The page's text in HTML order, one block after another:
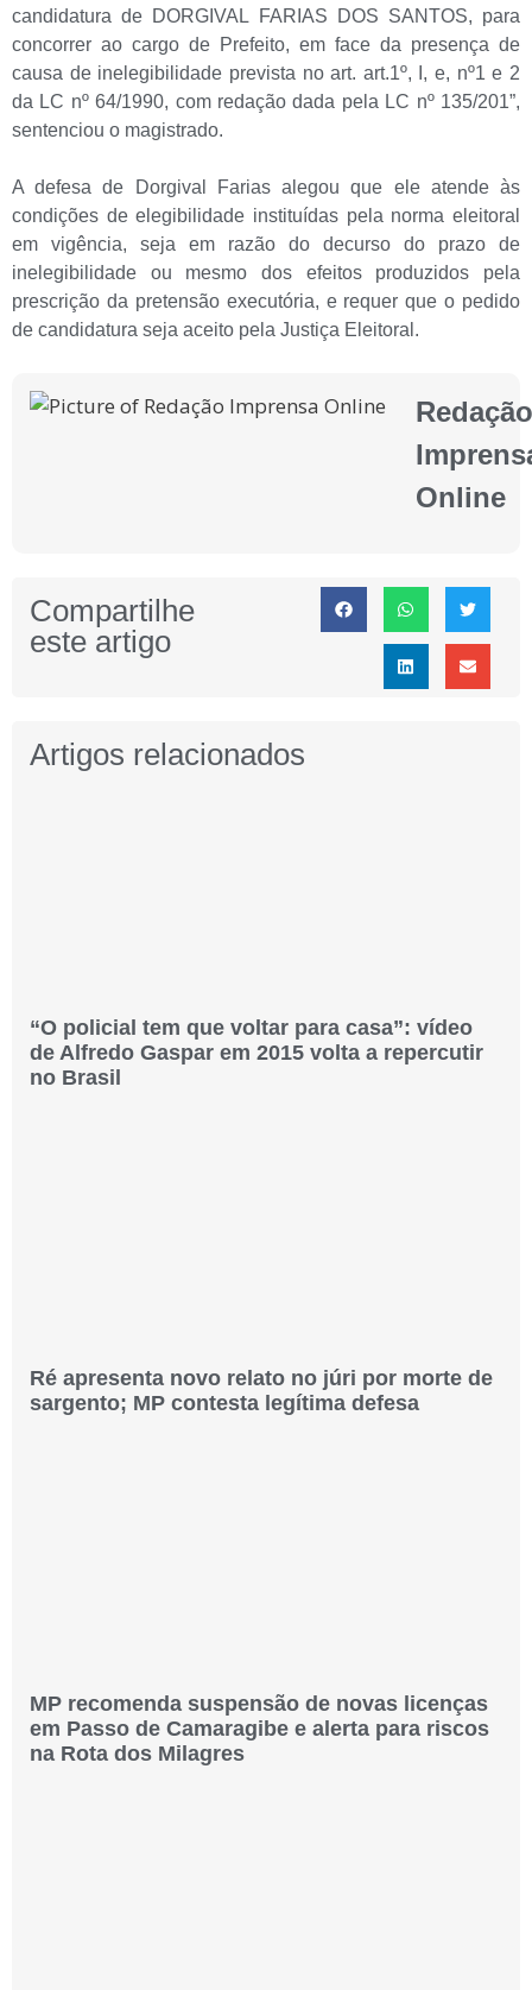
candidatura de DORGIVAL FARIAS DOS SANTOS, para
concorrer ao cargo de Prefeito, em face da presença de
causa de inelegibilidade prevista no art. art.1º, I, e, nº1 e 2
da LC nº 64/1990, com redação dada pela LC nº 135/201”,
sentenciou o magistrado.
A defesa de Dorgival Farias alegou que ele atende às
condições de elegibilidade instituídas pela norma eleitoral
em vigência, seja em razão do decurso do prazo de
inelegibilidade ou mesmo dos efeitos produzidos pela
prescrição da pretensão executória, e requer que o pedido
de candidatura seja aceito pela Justiça Eleitoral.
Redação
Online
Compartilhe
este artigo
Artigos relacionados
“O policial tem que voltar para casa”: vídeo
de Alfredo Gaspar em 2015 volta a repercutir
no Brasil
Ré apresenta novo relato no júri por morte de
sargento; MP contesta legítima defesa
MP recomenda suspensão de novas licenças
em Passo de Camaragibe e alerta para riscos
na Rota dos Milagres